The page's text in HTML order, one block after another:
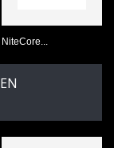
NiteCore...